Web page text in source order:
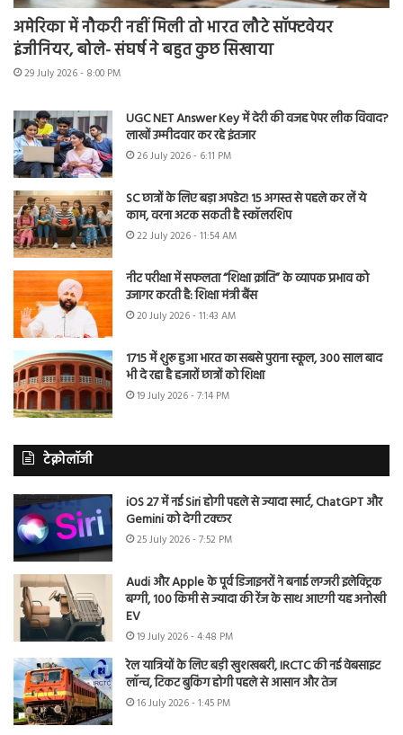
अमेरिका में नौकरी नहीं मिली तो भारत लौटे सॉफ्टवेयर
इंजीनियर, बोले- संघर्ष ने बहुत कुछ सिखाया
29 July 2026 - 8:00 PM
UGC NET Answer Key में देरी की वजह पेपर लीक विवाद?
लाखों उम्मीदवार कर रहे इंतजार
26 July 2026 - 6:11 PM
SC छात्रों के लिए बड़ा अपडेट! 15 अगस्त से पहले कर लें ये
काम, वरना अटक सकती है स्कॉलरशिप
22 July 2026 - 11:54 AM
नीट परीक्षा में सफलता “शिक्षा क्रांति” के व्यापक प्रभाव को
उजागर करती है: शिक्षा मंत्री बैंस
20 July 2026 - 11:43 AM
1715 में शुरू हुआ भारत का सबसे पुराना स्कूल, 300 साल बाद
भी दे रहा है हजारों छात्रों को शिक्षा
19 July 2026 - 7:14 PM
टेक्नोलॉजी
iOS 27 में नई Siri होगी पहले से ज्यादा स्मार्ट, ChatGPT और
Gemini को देगी टक्कर
25 July 2026 - 7:52 PM
Audi और Apple के पूर्व डिजाइनरों ने बनाई लग्जरी इलेक्ट्रिक
बग्गी, 100 किमी से ज्यादा की रेंज के साथ आएगी यह अनोखी
EV
19 July 2026 - 4:48 PM
रेल यात्रियों के लिए बड़ी खुशखबरी, IRCTC की नई वेबसाइट
लॉन्च, टिकट बुकिंग होगी पहले से आसान और तेज
16 July 2026 - 1:45 PM